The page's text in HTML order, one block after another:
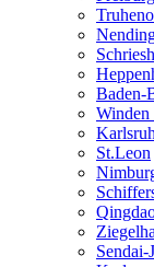
Baden-
Winden
St.Leon
Sendai-